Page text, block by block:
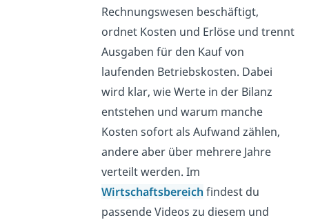
Rechnungswesen beschäftigt,
ordnet Kosten und Erlöse und trennt
Ausgaben für den Kauf von
laufenden Betriebskosten. Dabei
wird klar, wie Werte in der Bilanz
entstehen und warum manche
Kosten sofort als Aufwand zählen,
andere aber über mehrere Jahre
verteilt werden. Im
Wirtschaftsbereich findest du
passende Videos zu diesem und